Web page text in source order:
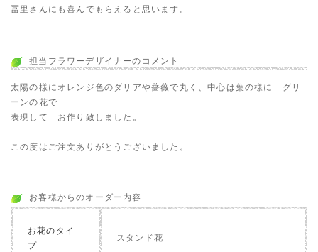
冨里さんにも喜んでもらえると思います。
担当フラワーデザイナーのコメント
太陽の様にオレンジ色のダリアや薔薇で丸く、中心は葉の様に グリ
ーンの花で
表現して お作り致しました。
この度はご注文ありがとうございました。
お客様からのオーダー内容
お花のタイ
プ
スタンド花